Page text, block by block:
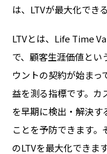
は、LTVが最大化でき
LTVとは、Life Time
で、顧客生涯価値とい
ウントの契約が始ま
益を測る指標です。カ
を早期に検出・解決す
ことを予防できます
のLTVを最大化できます